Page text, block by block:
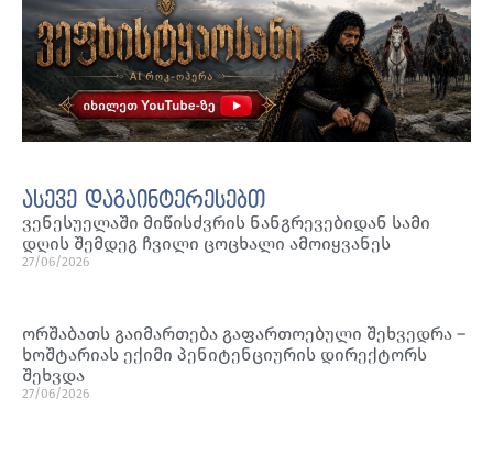
ასევე დაგაინტერესებთ
ვენესუელაში მიწისძვრის ნანგრევებიდან სამი
დღის შემდეგ ჩვილი ცოცხალი ამოიყვანეს
27/06/2026
ორშაბათს გაიმართება გაფართოებული შეხვედრა –
ხოშტარიას ექიმი პენიტენციურის დირექტორს
შეხვდა
27/06/2026